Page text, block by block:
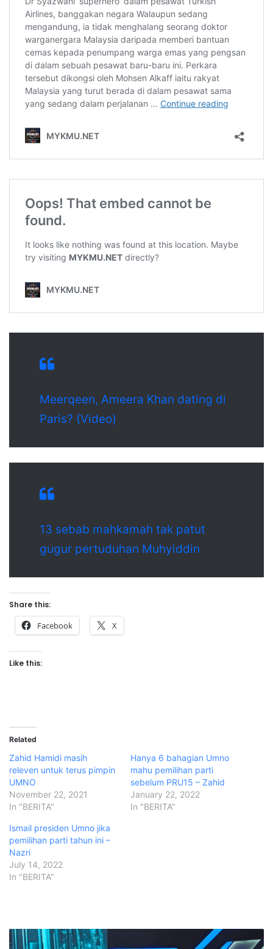
Meerqeen, Ameera Khan dating di
Paris? (Video)
13 sebab mahkamah tak patut
gugur pertuduhan Muhyiddin
Share this:
Facebook X
Like this:
Related
Zahid Hamidi masih
releven untuk terus pimpin
UMNO
November 22, 2021
In "BERITA"
Hanya 6 bahagian Umno
mahu pemilihan parti
sebelum PRU15 – Zahid
January 22, 2022
In "BERITA"
Ismail presiden Umno jika
pemilihan parti tahun ini –
Nazri
July 14, 2022
In "BERITA"
G